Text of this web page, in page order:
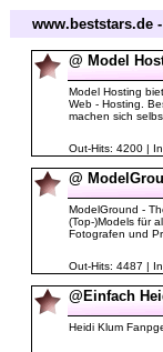
www.beststars.de
@ Model
Model Hosting
Web - Hosting.
machen sich
Out-Hits: 4200 |
@
ModelGround -
(Top-)Models für
Fotografen und
Out-Hits: 4487 |
@Einfach
Heidi Klum